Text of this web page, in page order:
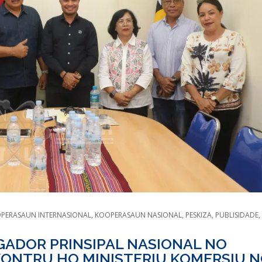
INTERNASIONAL, KOOPERASAUN NASIONAL, PESKIZA, PUBLISIDADE,
PRINSIPAL NASIONAL NO